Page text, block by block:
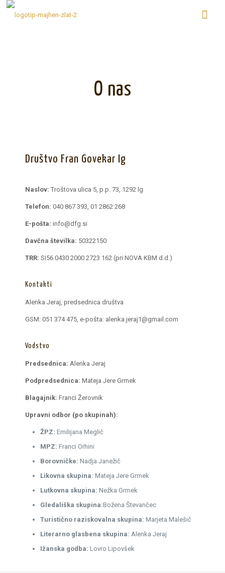
O nas
Društvo Fran Govekar Ig
Naslov: Troštova ulica 5, p.p. 73, 1292 Ig
Telefon: 040 867 393, 01 2862 268
E-pošta: info@dfg.si
Davčna številka: 50322150
TRR: SI56 0430 2000 2723 162 (pri NOVA KBM d.d.)
Kontakti
Alenka Jeraj, predsednica društva
GSM: 051 374 475, e-pošta: alenka.jeraj1@gmail.com
Vodstvo
Predsednica: Alenka Jeraj
Podpredsednica: Mateja Jere Grmek
Blagajnik: Franci Žerovnik
Upravni odbor (po skupinah):
ŽPZ: Emilijana Meglič
MPZ: Franci Orhini
Borovničke: Nadja Janežič
Likovna skupina: Mateja Jere Grmek
Lutkovna skupina: Nežka Grmek
Gledališka skupina:Božena Števančec
Turistično raziskovalna skupina: Marjeta Malešič
Literarno glasbena skupina: Alenka Jeraj
Ižanska godba: Lovro Lipovšek